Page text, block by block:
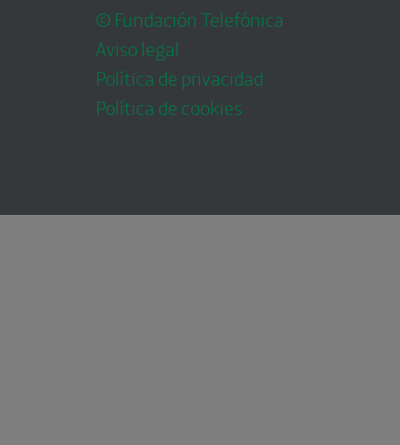
© Fundación Telefónica
Aviso legal
Política de privacidad
Política de cookies